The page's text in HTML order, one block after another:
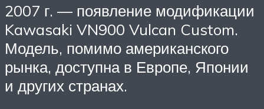
2007 г. — появление модификации
Kawasaki VN900 Vulcan Custom.
Модель, помимо американского
рынка, доступна в Европе, Японии
и других странах.